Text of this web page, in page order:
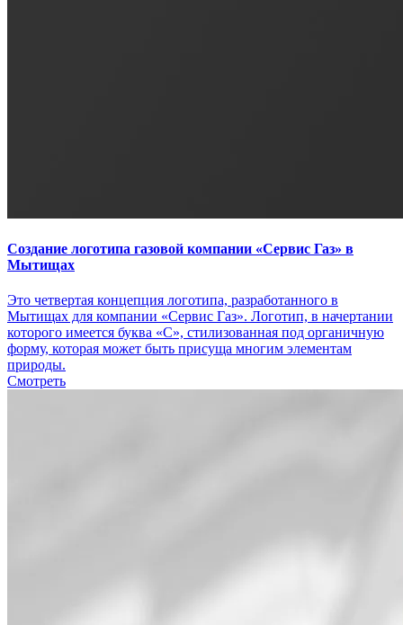
Создание логотипа газовой компании «Сервис Газ» в
Мытищах
Это четвертая концепция логотипа, разработанного в
Мытищах для компании «Сервис Газ». Логотип, в начертании
которого имеется буква «С», стилизованная под органичную
форму, которая может быть присуща многим элементам
природы.
Смотреть